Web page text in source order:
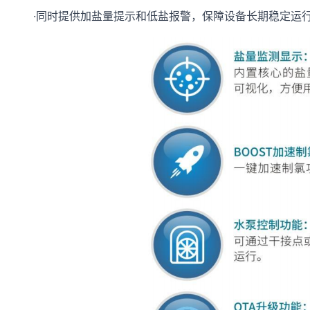
·同时提供加盐量提示和低盐报警，保障设备长期稳定运